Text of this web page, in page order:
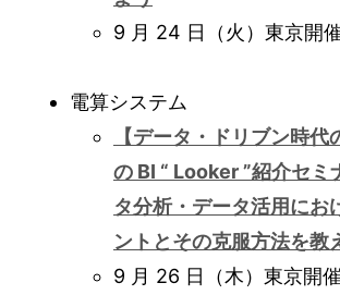
9 月 24 日（火）東京開
電算システム
【データ・ドリブン時代
の BI “ Looker ”紹介セ
タ分析・データ活用にお
ントとその克服方法を教
9 月 26 日（木）東京開催